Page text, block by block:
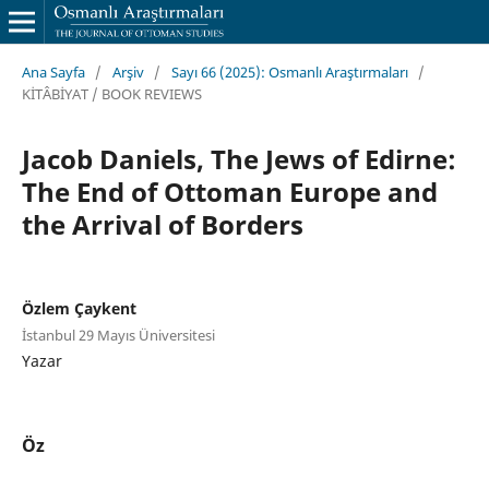
Ana Sayfa / Arşiv / Sayı 66 (2025): Osmanlı Araştırmaları /
KİTÂBİYAT / BOOK REVIEWS
Jacob Daniels, The Jews of Edirne:
The End of Ottoman Europe and
the Arrival of Borders
Özlem Çaykent
İstanbul 29 Mayıs Üniversitesi
Yazar
Öz